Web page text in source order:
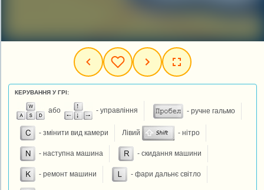
КЕРУВАННЯ У ГРІ:
або - управління - ручне гальмо
- змінити вид камери Лівий - нітро
- наступна машина - скидання машини
- ремонт машини - фари дальнє світло